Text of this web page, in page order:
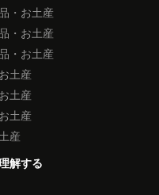
・お土産
・お土産
・お土産
土産
土産
土産
産
解する